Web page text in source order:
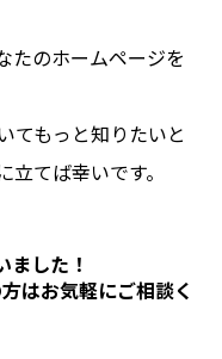
たのホームページを
てもっと知りたいと
てば幸いです。
ました！
はお気軽にご相談く